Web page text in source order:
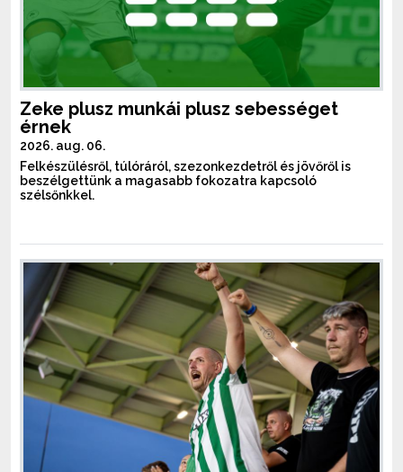
Zeke plusz munkái plusz sebességet
érnek
2026. aug. 06.
Felkészülésről, túlóráról, szezonkezdetről és jövőről is
beszélgettünk a magasabb fokozatra kapcsoló
szélsőnkkel.